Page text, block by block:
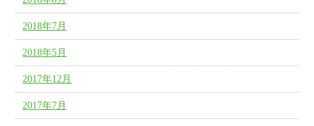
2018年7月
2018年5月
2017年12月
2017年7月